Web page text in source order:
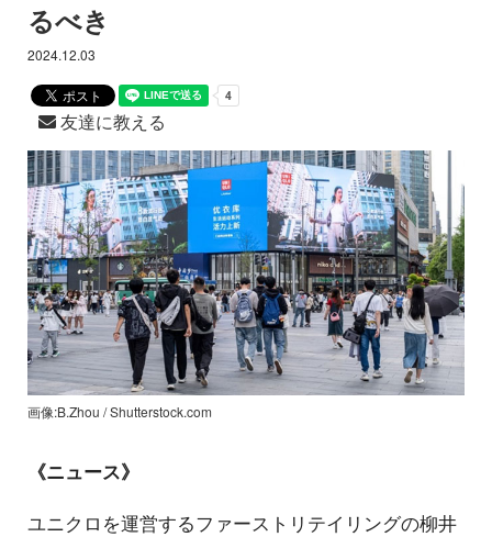
るべき
2024.12.03
友達に教える
画像:B.Zhou / Shutterstock.com
《ニュース》
ユニクロを運営するファーストリテイリングの柳井